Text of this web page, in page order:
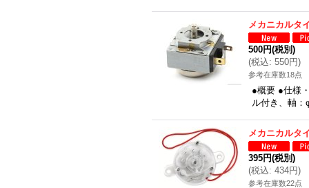
メカニカルタ
500円(税別)
(税込: 550円)
参考在庫数18点
●概要 ●仕様
ル付き、軸
メカニカルタ
395円(税別)
(税込: 434円)
参考在庫数22点